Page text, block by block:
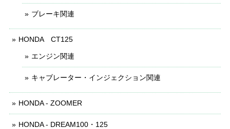
ブレーキ関連
HONDA CT125
エンジン関連
キャブレーター・インジェクション関連
HONDA - ZOOMER
HONDA - DREAM100・125